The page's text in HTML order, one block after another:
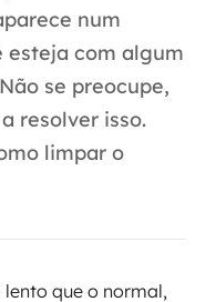
num
esteja com algum
se preocupe,
resolver isso.
limpar o
que o normal,